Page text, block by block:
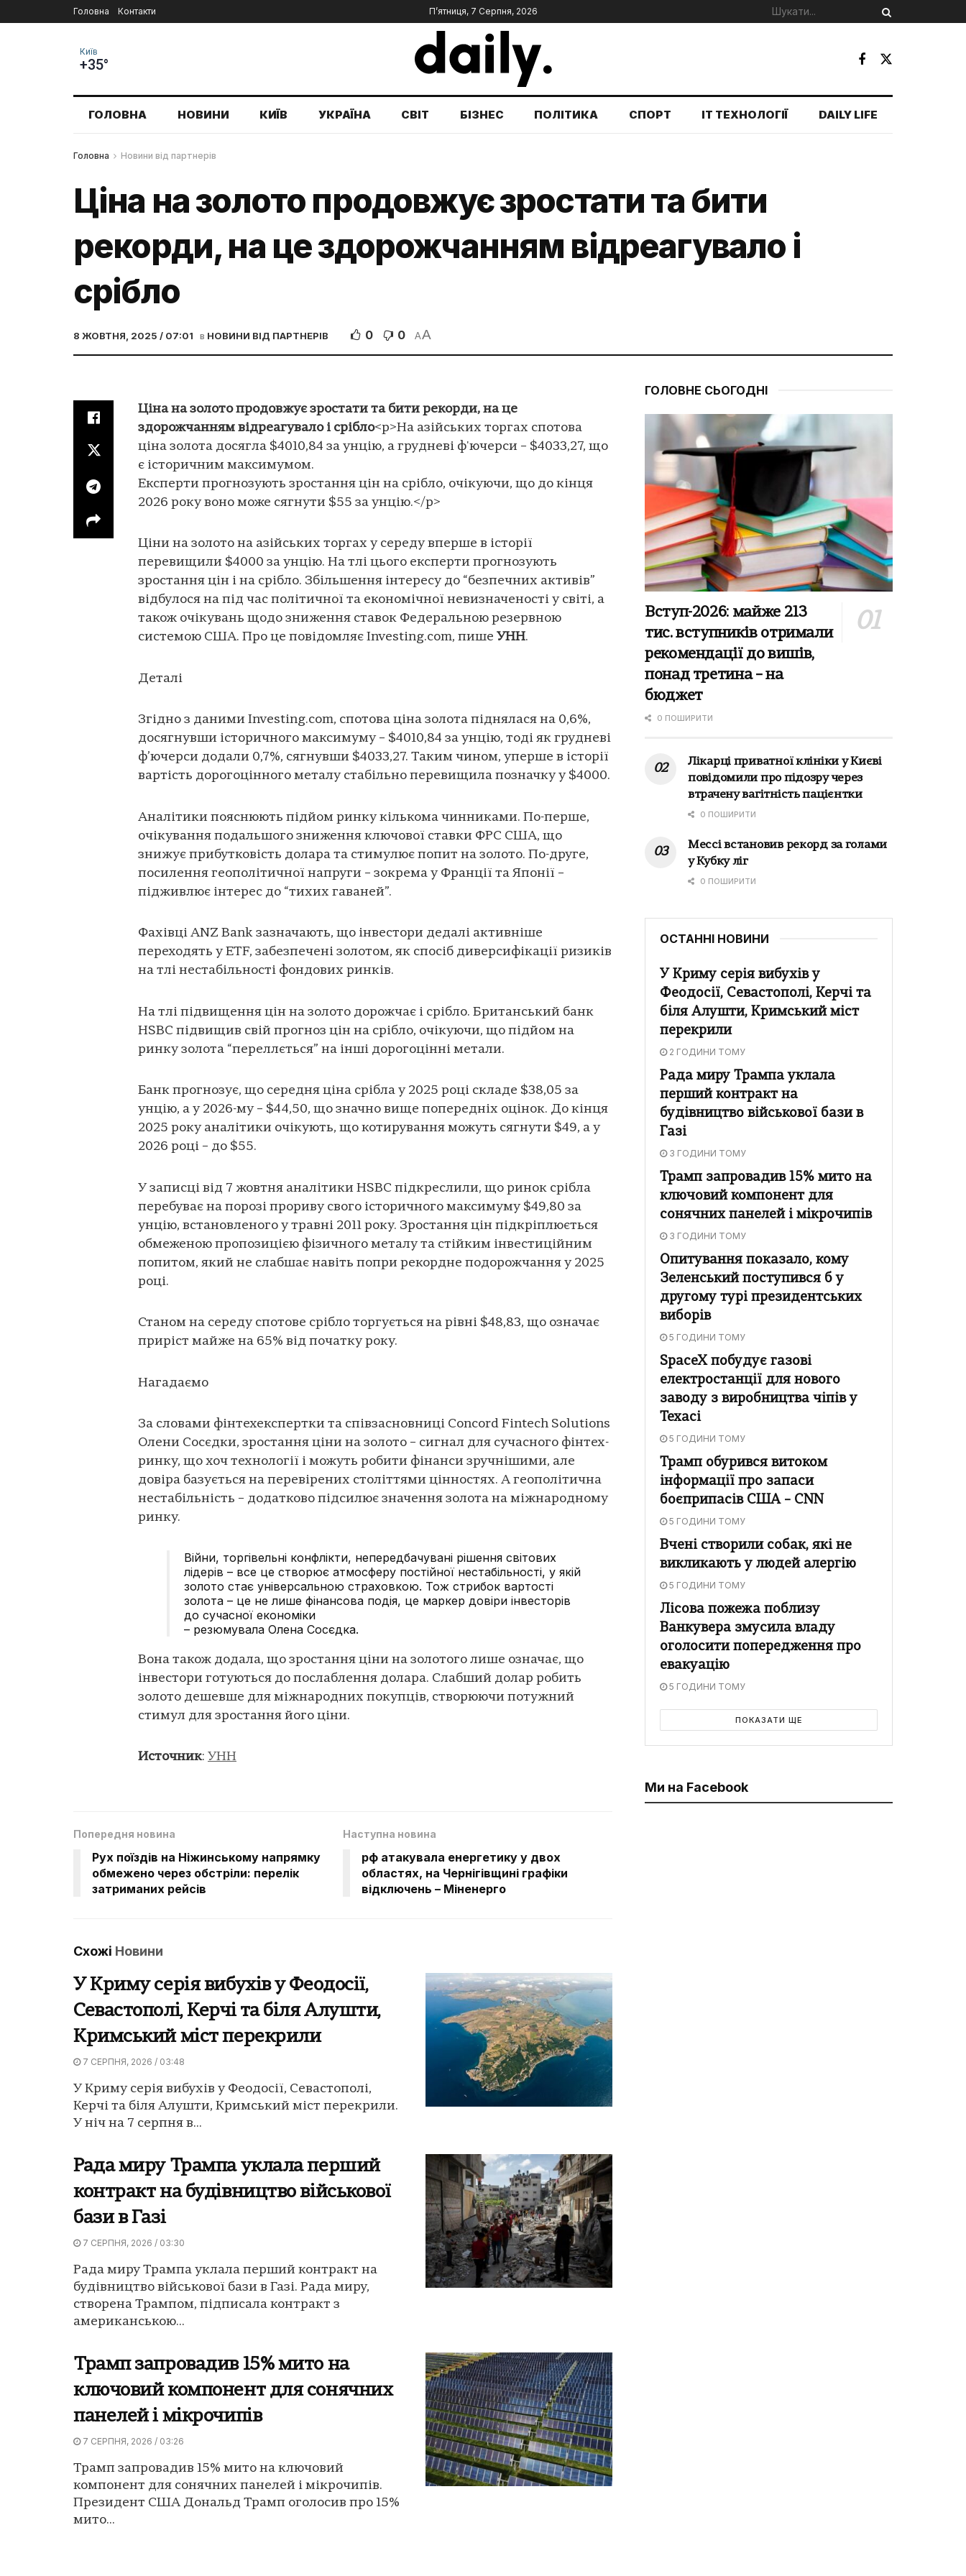
Головна Контакти П’ятниця, 7 Серпня, 2026
Київ
+35°
ГОЛОВНА НОВИНИ КИЇВ УКРАЇНА СВІТ БІЗНЕС ПОЛІТИКА СПОРТ IT ТЕХНОЛОГІЇ DAILY LIFE
Головна Новини від партнерів
Ціна на золото продовжує зростати та бити
рекорди, на це здорожчанням відреагувало і
срібло
8 ЖОВТНЯ, 2025 / 07:01 в НОВИНИ ВІД ПАРТНЕРІВ 0 0 AA
Ціна на золото продовжує зростати та бити рекорди, на це
здорожчанням відреагувало і срібло<p>На азійських торгах спотова
ціна золота досягла $4010,84 за унцію, а грудневі ф'ючерси – $4033,27, що
є історичним максимумом.
Експерти прогнозують зростання цін на срібло, очікуючи, що до кінця
2026 року воно може сягнути $55 за унцію.</p>
Ціни на золото на азійських торгах у середу вперше в історії
перевищили $4000 за унцію. На тлі цього експерти прогнозують
зростання цін і на срібло. Збільшення інтересу до “безпечних активів”
відбулося на під час політичної та економічної невизначеності у світі, а
також очікувань щодо зниження ставок Федеральною резервною
системою США. Про це повідомляє Investing.com, пише УНН.
Деталі
Згідно з даними Investing.com, спотова ціна золота піднялася на 0,6%,
досягнувши історичного максимуму – $4010,84 за унцію, тоді як грудневі
ф’ючерси додали 0,7%, сягнувши $4033,27. Таким чином, уперше в історії
вартість дорогоцінного металу стабільно перевищила позначку у $4000.
Аналітики пояснюють підйом ринку кількома чинниками. По-перше,
очікування подальшого зниження ключової ставки ФРС США, що
знижує прибутковість долара та стимулює попит на золото. По-друге,
посилення геополітичної напруги – зокрема у Франції та Японії –
підживлює інтерес до “тихих гаваней”.
Фахівці ANZ Bank зазначають, що інвестори дедалі активніше
переходять у ETF, забезпечені золотом, як спосіб диверсифікації ризиків
на тлі нестабільності фондових ринків.
На тлі підвищення цін на золото дорожчає і срібло. Британський банк
HSBC підвищив свій прогноз цін на срібло, очікуючи, що підйом на
ринку золота “переллється” на інші дорогоцінні метали.
Банк прогнозує, що середня ціна срібла у 2025 році складе $38,05 за
унцію, а у 2026-му – $44,50, що значно вище попередніх оцінок. До кінця
2025 року аналітики очікують, що котирування можуть сягнути $49, а у
2026 році – до $55.
У записці від 7 жовтня аналітики HSBC підкреслили, що ринок срібла
перебуває на порозі прориву свого історичного максимуму $49,80 за
унцію, встановленого у травні 2011 року. Зростання цін підкріплюється
обмеженою пропозицією фізичного металу та стійким інвестиційним
попитом, який не слабшає навіть попри рекордне подорожчання у 2025
році.
Станом на середу спотове срібло торгується на рівні $48,83, що означає
приріст майже на 65% від початку року.
Нагадаємо
За словами фінтехекспертки та співзасновниці Concord Fintech Solutions
Олени Сосєдки, зростання ціни на золото – сигнал для сучасного фінтех-
ринку, що хоч технології і можуть робити фінанси зручнішими, але
довіра базується на перевірених століттями цінностях. А геополітична
нестабільність – додатково підсилює значення золота на міжнародному
ринку.
Війни, торгівельні конфлікти, непередбачувані рішення світових
лідерів – все це створює атмосферу постійної нестабільності, у якій
золото стає універсальною страховкою. Тож стрибок вартості
золота – це не лише фінансова подія, це маркер довіри інвесторів
до сучасної економіки
– резюмувала Олена Сосєдка.
Вона також додала, що зростання ціни на золотого лише означає, що
інвестори готуються до послаблення долара. Слабший долар робить
золото дешевше для міжнародних покупців, створюючи потужний
стимул для зростання його ціни.
Источник: УНН
Попередня новина
Рух поїздів на Ніжинському напрямку
обмежено через обстріли: перелік
затриманих рейсів
Наступна новина
рф атакувала енергетику у двох
областях, на Чернігівщині графіки
відключень – Міненерго
Схожі Новини
У Криму серія вибухів у Феодосії,
Севастополі, Керчі та біля Алушти,
Кримський міст перекрили
7 СЕРПНЯ, 2026 / 03:48
У Криму серія вибухів у Феодосії, Севастополі,
Керчі та біля Алушти, Кримський міст перекрили.
У ніч на 7 серпня в...
Рада миру Трампа уклала перший
контракт на будівництво військової
бази в Газі
7 СЕРПНЯ, 2026 / 03:30
Рада миру Трампа уклала перший контракт на
будівництво військової бази в Газі. Рада миру,
створена Трампом, підписала контракт з
американською...
Трамп запровадив 15% мито на
ключовий компонент для сонячних
панелей і мікрочипів
7 СЕРПНЯ, 2026 / 03:26
Трамп запровадив 15% мито на ключовий
компонент для сонячних панелей і мікрочипів.
Президент США Дональд Трамп оголосив про 15%
мито...
ГОЛОВНЕ СЬОГОДНІ
Вступ-2026: майже 213
тис. вступників отримали
рекомендації до вишів,
понад третина – на
бюджет
0 ПОШИРИТИ
Лікарці приватної клініки у Києві
повідомили про підозру через
втрачену вагітність пацієнтки
0 ПОШИРИТИ
Мессі встановив рекорд за голами
у Кубку ліг
0 ПОШИРИТИ
ОСТАННІ НОВИНИ
У Криму серія вибухів у
Феодосії, Севастополі, Керчі та
біля Алушти, Кримський міст
перекрили
2 ГОДИНИ ТОМУ
Рада миру Трампа уклала
перший контракт на
будівництво військової бази в
Газі
3 ГОДИНИ ТОМУ
Трамп запровадив 15% мито на
ключовий компонент для
сонячних панелей і мікрочипів
3 ГОДИНИ ТОМУ
Опитування показало, кому
Зеленський поступився б у
другому турі президентських
виборів
5 ГОДИНИ ТОМУ
SpaceX побудує газові
електростанції для нового
заводу з виробництва чіпів у
Техасі
5 ГОДИНИ ТОМУ
Трамп обурився витоком
інформації про запаси
боєприпасів США – CNN
5 ГОДИНИ ТОМУ
Вчені створили собак, які не
викликають у людей алергію
5 ГОДИНИ ТОМУ
Лісова пожежа поблизу
Ванкувера змусила владу
оголосити попередження про
евакуацію
5 ГОДИНИ ТОМУ
ПОКАЗАТИ ЩЕ
Ми на Facebook